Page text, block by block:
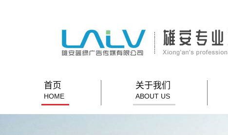
首页
HOME
关于我们
ABOUT US